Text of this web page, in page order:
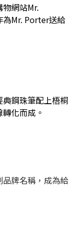
網站Mr.
為Mr. Porter送給
鋼珠筆配上梧桐
化而成。
牌名稱，成為給